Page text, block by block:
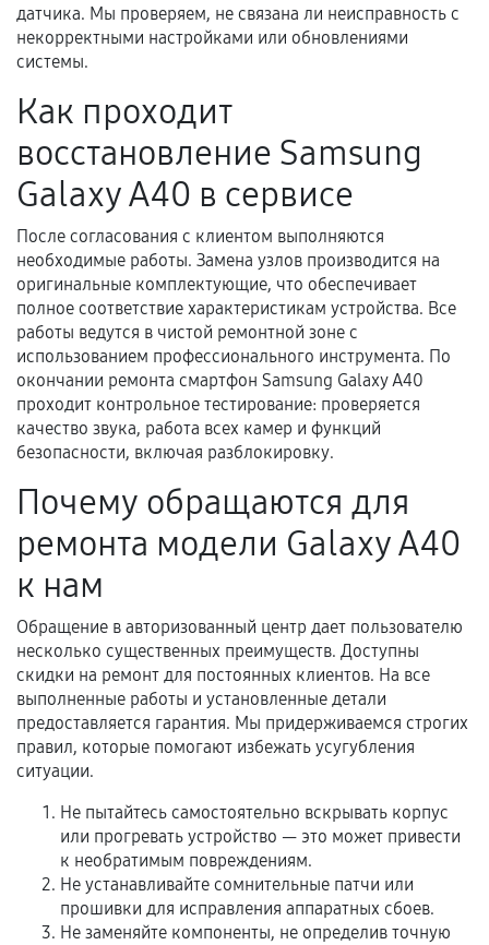
самостоятельно
Гарантия на выполненные работы может
соблюдены следующие условия:
Предоставленные детали подходят по
техническим параметрам и не имеют внешних
дефектов.
Установка была выполнена нашим сервисным
центром.
При этом гарантия на сами комплектующие
остается на стороне производителя или
продавца. За качество сторонних деталей
сервисный центр ответственности не несет.
датчика. Мы проверяем, не связана ли неисправность с
некорректными настройками или обновлениями
системы.
Как проходит
восстановление Samsung
Galaxy A40 в сервисе
После согласования с клиентом выполняются
необходимые работы. Замена узлов производится на
оригинальные комплектующие, что обеспечивает
полное соответствие характеристикам устройства. Все
работы ведутся в чистой ремонтной зоне с
использованием профессионального инструмента. По
окончании ремонта смартфон Samsung Galaxy A40
проходит контрольное тестирование: проверяется
качество звука, работа всех камер и функций
безопасности, включая разблокировку.
Почему обращаются для
ремонта модели Galaxy A40
к нам
Обращение в авторизованный центр дает пользователю
несколько существенных преимуществ. Доступны
скидки на ремонт для постоянных клиентов. На все
выполненные работы и установленные детали
предоставляется гарантия. Мы придерживаемся строгих
правил, которые помогают избежать усугубления
ситуации.
Не пытайтесь самостоятельно вскрывать корпус
или прогревать устройство — это может привести
к необратимым повреждениям.
Не устанавливайте сомнительные патчи или
прошивки для исправления аппаратных сбоев.
Не заменяйте компоненты, не определив точную